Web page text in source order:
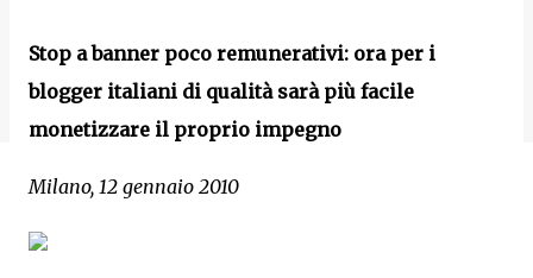
Stop a banner poco remunerativi: ora per i
blogger italiani di qualità sarà più facile
monetizzare il proprio impegno
Milano, 12 gennaio 2010